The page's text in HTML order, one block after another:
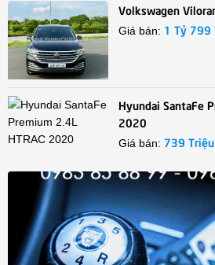
Volkswagen
Giá bán: 1 Tỷ 799
Hyundai SantaFe
2020
Giá bán: 739 Triệu